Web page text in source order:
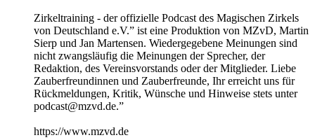
Zirkeltraining - der offizielle Podcast des Magischen Zirkels
von Deutschland e.V.” ist eine Produktion von MZvD, Martin
Sierp und Jan Martensen. Wiedergegebene Meinungen sind
nicht zwangsläufig die Meinungen der Sprecher, der
Redaktion, des Vereinsvorstands oder der Mitglieder. Liebe
Zauberfreundinnen und Zauberfreunde, Ihr erreicht uns für
Rückmeldungen, Kritik, Wünsche und Hinweise stets unter
podcast@mzvd.de.”
https://www.mzvd.de